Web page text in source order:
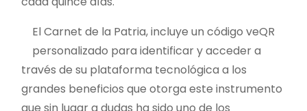
El Carnet de la Patria, incluye un código veQR
personalizado para identificar y acceder a
través de su plataforma tecnológica a los
grandes beneficios que otorga este instrumento